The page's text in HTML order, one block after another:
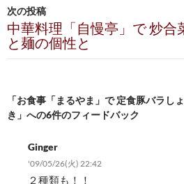
ビ
ゲ
ー
ョ
次の投稿
中華料理「自慢亭」で 炒合
と麺の個性と
「お食事「まるやま」で 定食豚バラし
き」への6件のフィードバック
Ginger
'09/05/26(火) 22:42
２種類も！！